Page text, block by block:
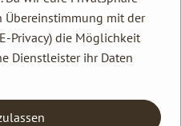
Übereinstimmung mit der
Privacy) die Möglichkeit
Dienstleister ihr Daten